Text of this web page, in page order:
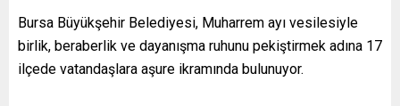
Bursa Büyükşehir Belediyesi, Muharrem ayı vesilesiyle
birlik, beraberlik ve dayanışma ruhunu pekiştirmek adına 17
ilçede vatandaşlara aşure ikramında bulunuyor.